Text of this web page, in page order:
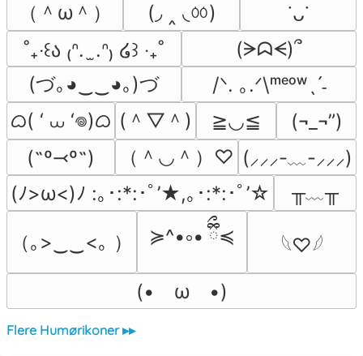
（＾ω＾）
(◞ ‸ ◟ㆀ)
˙ᴗ˙
˚₊‧꒰ა ₍ᐢ.  ̫.ᐢ₎ ໒꒱ ‧₊˚
(ᗒᗣᗕ)՞
(づ｡◕‿‿◕｡)づ
/ᐠ. ｡.ᐟ\ᵐᵉᵒʷˎˊ˗
ᜊ( ‘ ⩊ ‘𖦹)ᜊ (＾▽＾) ≧◡≦
(¬_¬”)
(˶º⤙º˶)
（＾◡＾）♡ (⸝⸝⸝-﹏-⸝⸝⸝)
(ﾉ>ω<)ﾉ :｡･:*:･ﾟ’★,｡･:*:･ﾟ’☆
╥﹏╥
（｡>‿‿<｡ ） ≽^•༚• ྀིྀ≼
𓆩♡𓆪
(•　ω　•)
Flere Humørikoner ▸▸